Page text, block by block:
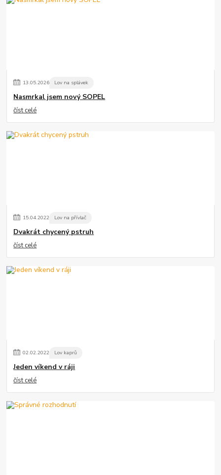
13.05.2026 Lov na splávek
Nasmrkal jsem nový SOPEL
číst celé
15.04.2022 Lov na přívlač
Dvakrát chycený pstruh
číst celé
02.02.2022 Lov kaprů
Jeden víkend v ráji
číst celé